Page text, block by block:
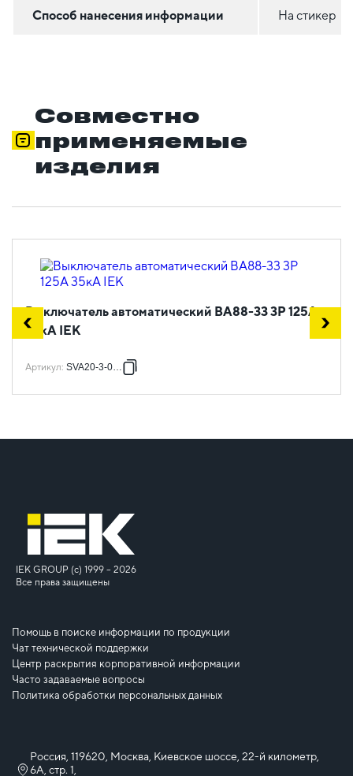
Способ нанесения информации На стикер
Совместно
применяемые
изделия
Выключатель автоматический ВА88-33 3Р 125А
35кА IEK
Артикул: SVA20-3-0125
IEK GROUP (c) 1999 – 2026
Все права защищены
Помощь в поиске информации по продукции
Чат технической поддержки
Центр раскрытия корпоративной информации
Часто задаваемые вопросы
Политика обработки персональных данных
Россия, 119620, Москва, Киевское шоссе, 22-й километр,
6А, стр. 1,